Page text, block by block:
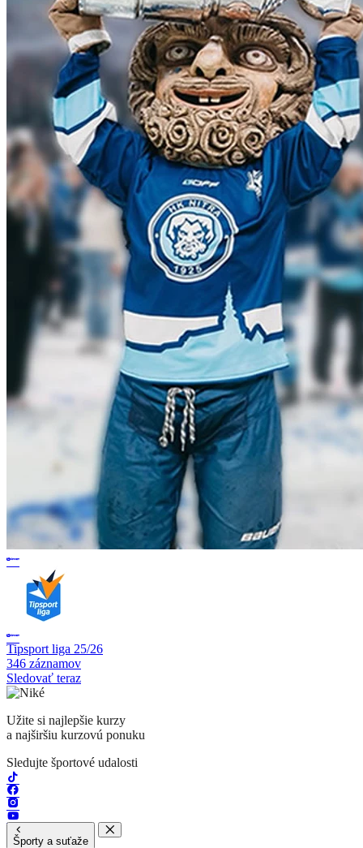
Tipsport liga 25/26
346 záznamov
Sledovať teraz
Užite si najlepšie kurzy
a najširšiu kurzovú ponuku
Sledujte športové udalosti
Športy a suťaže